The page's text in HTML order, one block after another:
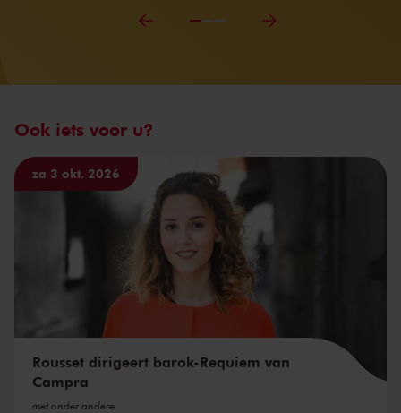
Ook iets voor u?
za 3 okt. 2026
Rousset dirigeert barok-Requiem van
Campra
met onder andere